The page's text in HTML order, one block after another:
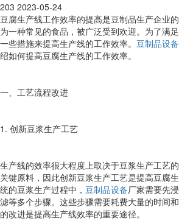
203 2023-05-24
豆腐生产线工作效率的提高是豆制品生产企业
为一种常见的食品，被广泛受到欢迎。为了满
一些措施来提高生产线的工作效率。 豆制品设备
绍如何提高豆腐生产线的工作效率。
一、工艺流程改进
1. 创新豆浆生产工艺
生产线的效率很大程度上取决于豆浆生产工艺
关键原料，因此创新豆浆生产工艺是提高豆腐
统的豆浆生产过程中， 豆制品设备厂家需要先
滤等多个步骤。这些步骤需要耗费大量的时间
的改进是提高生产线效率的重要途径。